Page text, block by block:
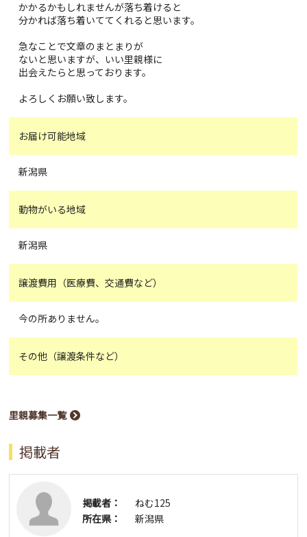
かかるかもしれませんが落ち着けると
分かれば落ち着いててくれると思います。
急なことで文章のまとまりが
ないと思いますが、いい里親様に
出会えたらと思っております。
よろしくお願い致します。
お届け可能地域
新潟県
動物がいる地域
新潟県
譲渡費用（医療費、交通費など）
今の所ありません。
その他（譲渡条件など）
里親募集一覧
掲載者
掲載者：
ねむ125
所在県：
新潟県